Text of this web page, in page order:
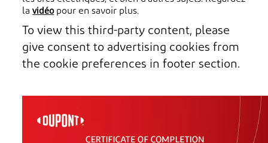
lavidéopour en savoir plus.
To view this third-party content, please
give consent to advertising cookies from
the cookie preferences in footer section.